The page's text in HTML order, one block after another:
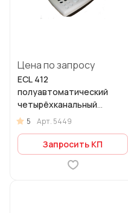
Цена по запросу
ECL 412
полуавтоматический
четырёхканальный
коагулометр
5 Арт. 5449
Запросить КП